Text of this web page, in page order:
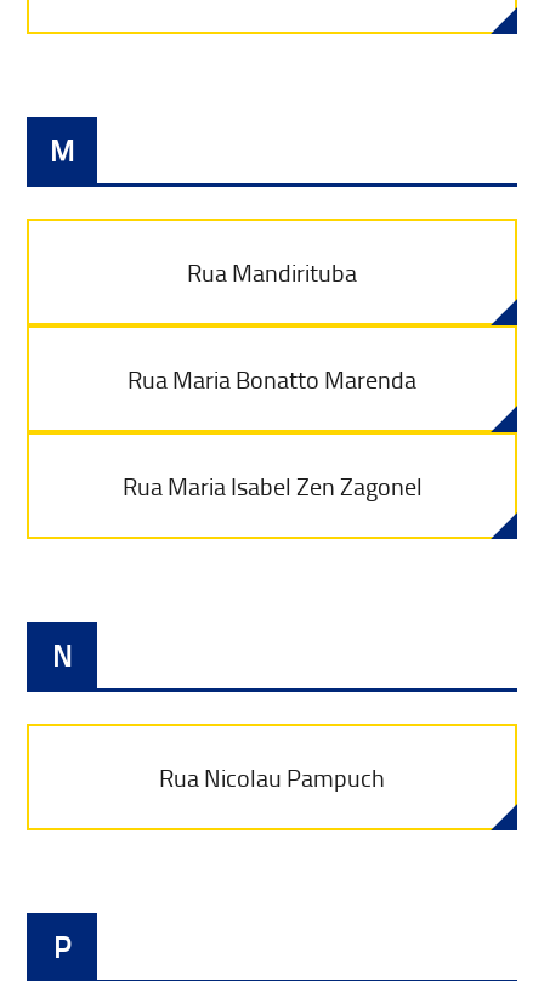
M
Rua Mandirituba
Rua Maria Bonatto Marenda
Rua Maria Isabel Zen Zagonel
N
Rua Nicolau Pampuch
P